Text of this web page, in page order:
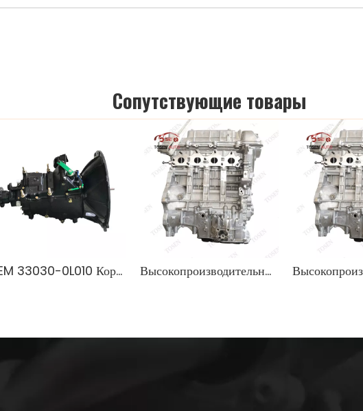
Cопутствующие товары
OEM 33030-0L010 Коробка передач для грузовика NPR | 100% проверенная на заводе трансмиссия для тяжелых условий эксплуатации Высокопроизводительный двигатель Hyundai G4FJ для продажи надежный эффект